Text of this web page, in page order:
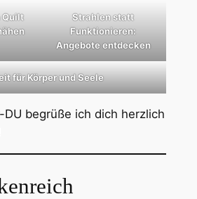
Quilt
Strahlen statt
Funktionieren:
Angebote entdecken
für Körper und Seele
begrüße ich dich herzlich